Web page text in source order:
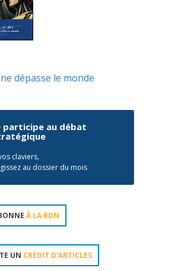
dépasse le monde
participe au débat
claviers,
au dossier du mois
À LA RDN
UN CRÉDIT D'ARTICLES